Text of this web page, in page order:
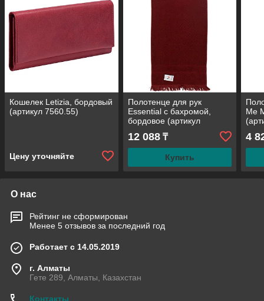
Кошелек Letizia, бордовый
(артикул 7560.55)
Цену уточняйте
Полотенце для рук
Essential с бахромой,
бордовое (артикул
10647.50)
12 088₸
Купить
Me
4
О нас
Рейтинг не сформирован
Менее 5 отзывов за последний год
Работает с 14.05.2019
г. Алматы
Гете 289, Алматы, Казахстан
Контакты